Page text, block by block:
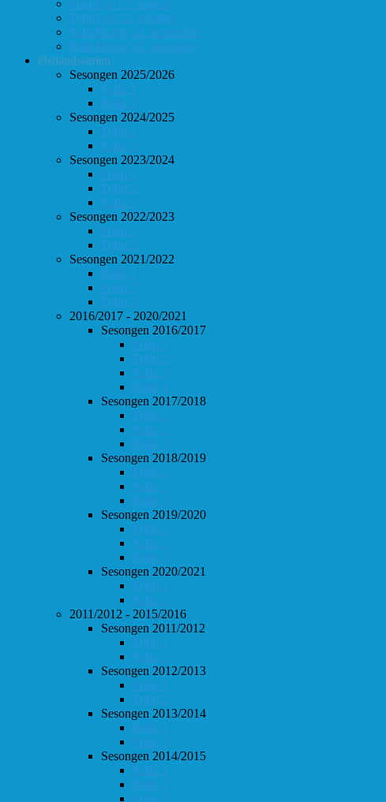
FolloLyn 27. august
FolloLyn 22. oktober
FolloHurtig 24. september
FolloHurtig 10. desember
Østlandsserien
Sesongen 2025/2026
Follo 1
Follo 2
Sesongen 2024/2025
Follo 1
Follo 2
Sesongen 2023/2024
Follo 1
Follo 2
Follo 3
Sesongen 2022/2023
Follo 1
Follo 2
Sesongen 2021/2022
Follo 1
Follo 2
Follo 3
2016/2017 - 2020/2021
Sesongen 2016/2017
Follo 1
Follo 2
Follo 3
Follo 4
Sesongen 2017/2018
Follo 1
Follo 2
Follo 3
Sesongen 2018/2019
Follo 1
Follo 2
Follo 3
Sesongen 2019/2020
Follo 1
Follo 2
Follo 3
Sesongen 2020/2021
Follo 1
Follo 2
2011/2012 - 2015/2016
Sesongen 2011/2012
Follo 1
Follo 2
Sesongen 2012/2013
Follo 1
Follo 2
Sesongen 2013/2014
Follo 1
Follo 2
Sesongen 2014/2015
Follo 1
Follo 2
Follo 3